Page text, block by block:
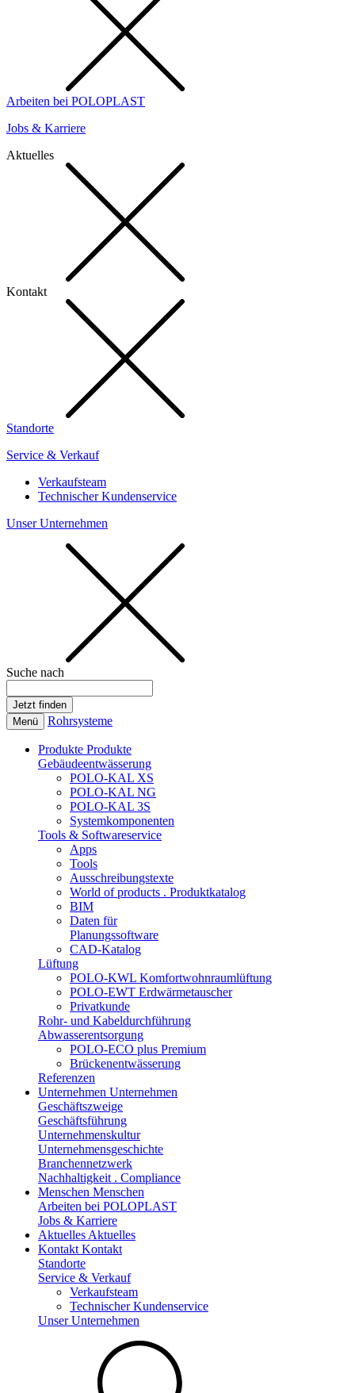
Arbeiten bei POLOPLAST
Jobs & Karriere
Aktuelles
Kontakt
Standorte
Service & Verkauf
Verkaufsteam
Technischer Kundenservice
Unser Unternehmen
Suche nach
Menü Rohrsysteme
Produkte Produkte
Gebäudeentwässerung
POLO-KAL XS
POLO-KAL NG
POLO-KAL 3S
Systemkomponenten
Tools & Softwareservice
Apps
Tools
Ausschreibungstexte
World of products . Produktkatalog
BIM
Daten für
Planungssoftware
CAD-Katalog
Lüftung
POLO-KWL Komfortwohnraumlüftung
POLO-EWT Erdwärmetauscher
Privatkunde
Rohr- und Kabeldurchführung
Abwasserentsorgung
POLO-ECO plus Premium
Brückenentwässerung
Referenzen
Unternehmen Unternehmen
Geschäftszweige
Geschäftsführung
Unternehmenskultur
Unternehmensgeschichte
Branchennetzwerk
Nachhaltigkeit . Compliance
Menschen Menschen
Arbeiten bei POLOPLAST
Jobs & Karriere
Aktuelles Aktuelles
Kontakt Kontakt
Standorte
Service & Verkauf
Verkaufsteam
Technischer Kundenservice
Unser Unternehmen